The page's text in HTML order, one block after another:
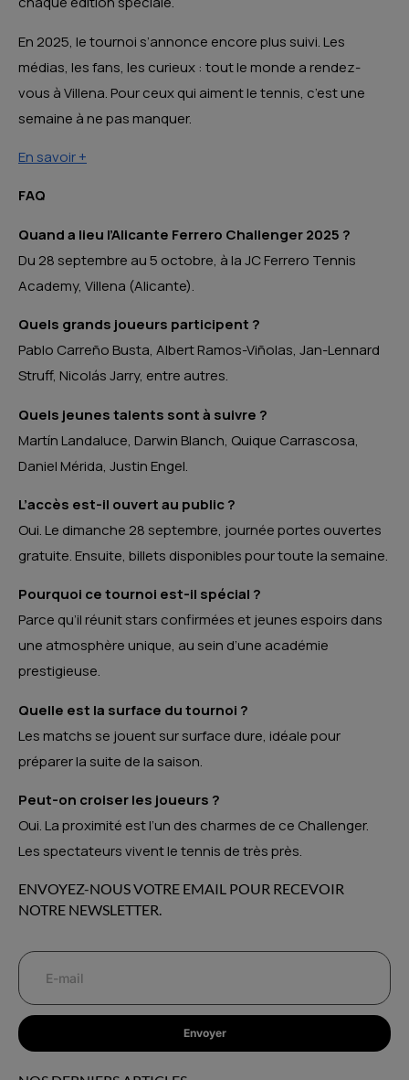
En 2025, le tournoi s’annonce encore plus suivi. Les
médias, les fans, les curieux : tout le monde a rendez-
vous à Villena. Pour ceux qui aiment le tennis, c’est une
semaine à ne pas manquer.
En savoir +
FAQ
Quand a lieu l’Alicante Ferrero Challenger 2025 ?
Du 28 septembre au 5 octobre, à la JC Ferrero Tennis
Academy, Villena (Alicante).
Quels grands joueurs participent ?
Pablo Carreño Busta, Albert Ramos-Viñolas, Jan-Lennard
Struff, Nicolás Jarry, entre autres.
Quels jeunes talents sont à suivre ?
Martín Landaluce, Darwin Blanch, Quique Carrascosa,
Daniel Mérida, Justin Engel.
L’accès est-il ouvert au public ?
Oui. Le dimanche 28 septembre, journée portes ouvertes
gratuite. Ensuite, billets disponibles pour toute la semaine.
Pourquoi ce tournoi est-il spécial ?
Parce qu’il réunit stars confirmées et jeunes espoirs dans
une atmosphère unique, au sein d’une académie
prestigieuse.
Quelle est la surface du tournoi ?
Les matchs se jouent sur surface dure, idéale pour
préparer la suite de la saison.
Peut-on croiser les joueurs ?
Oui. La proximité est l’un des charmes de ce Challenger.
Les spectateurs vivent le tennis de très près.
ENVOYEZ-NOUS VOTRE EMAIL POUR RECEVOIR
NOTRE NEWSLETTER.
Envoyer